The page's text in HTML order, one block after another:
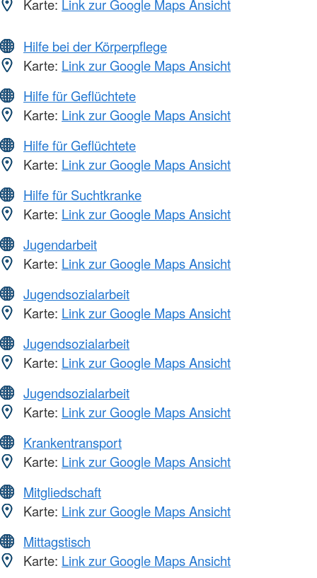
Karte: Link zur Google Maps Ansicht
Hilfe bei der Körperpflege
Karte: Link zur Google Maps Ansicht
Hilfe für Geflüchtete
Karte: Link zur Google Maps Ansicht
Hilfe für Geflüchtete
Karte: Link zur Google Maps Ansicht
Hilfe für Suchtkranke
Karte: Link zur Google Maps Ansicht
Jugendarbeit
Karte: Link zur Google Maps Ansicht
Jugendsozialarbeit
Karte: Link zur Google Maps Ansicht
Jugendsozialarbeit
Karte: Link zur Google Maps Ansicht
Jugendsozialarbeit
Karte: Link zur Google Maps Ansicht
Krankentransport
Karte: Link zur Google Maps Ansicht
Mitgliedschaft
Karte: Link zur Google Maps Ansicht
Mittagstisch
Karte: Link zur Google Maps Ansicht